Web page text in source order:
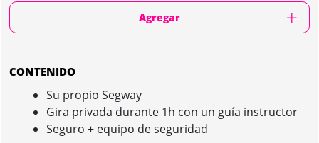
Agregar
CONTENIDO
Su propio Segway
Gira privada durante 1h con un guía instructor
Seguro + equipo de seguridad